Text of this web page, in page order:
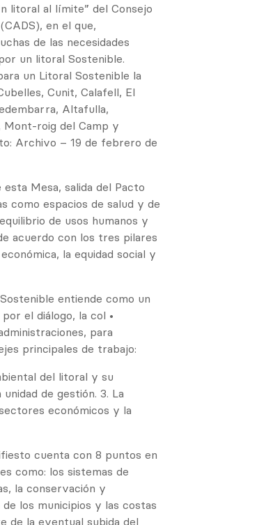
litoral al límite” del Consejo
en el que,
de las necesidades
un litoral Sostenible.
un Litoral Sostenible la
Cunit, Calafell, El
Altafulla,
Mont-roig del Camp y
Archivo – 19 de febrero de
Mesa, salida del Pacto
como espacios de salud y de
de usos humanos y
acuerdo con los tres pilares
la equidad social y
entiende como un
el diálogo, la col •
para
principales de trabajo:
del litoral y su
de gestión. 3. La
económicos y la
cuenta con 8 puntos en
como: los sistemas de
la conservación y
los municipios y las costas
de la eventual subida del